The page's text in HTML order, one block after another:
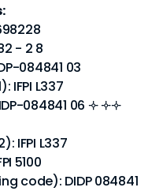
- 2 8
084841 03
IFPI L337
084841 06 🝊 🝊🝊
IFPI L337
5100
code): DIDP 084841